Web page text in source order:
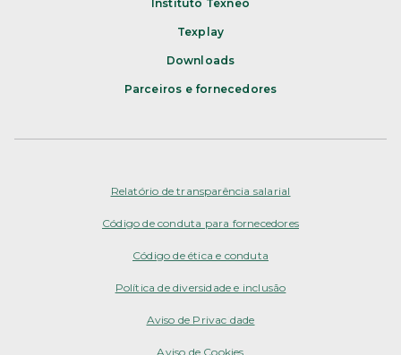
Instituto Texneo
Texplay
Downloads
Parceiros e fornecedores
Relatório de transparência salarial
Código de conduta para fornecedores
Código de ética e conduta
Política de diversidade e inclusão
Aviso de Privacidade
Aviso de Cookies